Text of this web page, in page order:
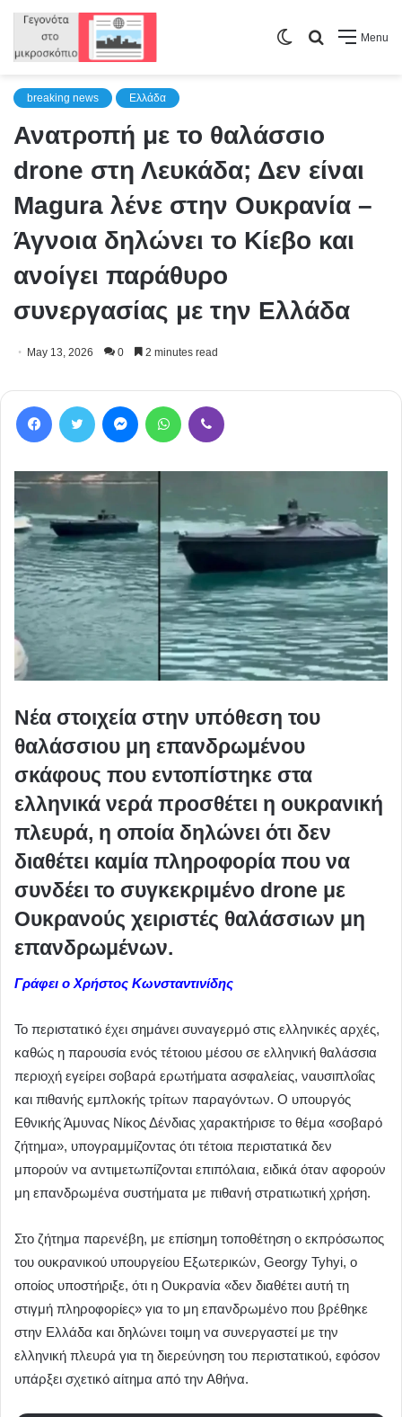
Menu
Search
Switch
breaking news Ελλάδα
Ανατροπή με το θαλάσσιο
drone στη Λευκάδα; Δεν είναι
Magura λένε στην Ουκρανία –
Άγνοια δηλώνει το Κίεβο και
ανοίγει παράθυρο
συνεργασίας με την Ελλάδα
May 13, 2026 0 2 minutes read
Νέα στοιχεία στην υπόθεση του
θαλάσσιου μη επανδρωμένου
σκάφους που εντοπίστηκε στα
ελληνικά νερά προσθέτει η ουκρανική
πλευρά, η οποία δηλώνει ότι δεν
διαθέτει καμία πληροφορία που να
συνδέει το συγκεκριμένο drone με
Ουκρανούς χειριστές θαλάσσιων μη
επανδρωμένων.
Γράφει ο Χρήστος Κωνσταντινίδης
Το περιστατικό έχει σημάνει συναγερμό στις ελληνικές αρχές,
καθώς η παρουσία ενός τέτοιου μέσου σε ελληνική θαλάσσια
περιοχή εγείρει σοβαρά ερωτήματα ασφαλείας, ναυσιπλοΐας
και πιθανής εμπλοκής τρίτων παραγόντων. Ο υπουργός
Εθνικής Άμυνας Νίκος Δένδιας χαρακτήρισε το θέμα «σοβαρό
ζήτημα», υπογραμμίζοντας ότι τέτοια περιστατικά δεν
μπορούν να αντιμετωπίζονται επιπόλαια, ειδικά όταν αφορούν
μη επανδρωμένα συστήματα με πιθανή στρατιωτική χρήση.
Στο ζήτημα παρενέβη, με επίσημη τοποθέτηση ο εκπρόσωπος
του ουκρανικού υπουργείου Εξωτερικών, Georgy Tyhyi, ο
οποίος υποστήριξε, ότι η Ουκρανία «δεν διαθέτει αυτή τη
στιγμή πληροφορίες» για το μη επανδρωμένο που βρέθηκε
στην Ελλάδα και δηλώνει τοιμη να συνεργαστεί με την
ελληνική πλευρά για τη διερεύνηση του περιστατικού, εφόσον
υπάρξει σχετικό αίτημα από την Αθήνα.